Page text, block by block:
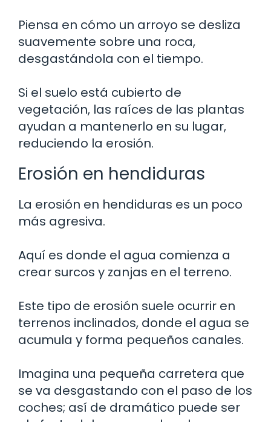
Piensa en cómo un arroyo se desliza
suavemente sobre una roca,
desgastándola con el tiempo.
Si el suelo está cubierto de
vegetación, las raíces de las plantas
ayudan a mantenerlo en su lugar,
reduciendo la erosión.
Erosión en hendiduras
La erosión en hendiduras es un poco
más agresiva.
Aquí es donde el agua comienza a
crear surcos y zanjas en el terreno.
Este tipo de erosión suele ocurrir en
terrenos inclinados, donde el agua se
acumula y forma pequeños canales.
Imagina una pequeña carretera que
se va desgastando con el paso de los
coches; así de dramático puede ser